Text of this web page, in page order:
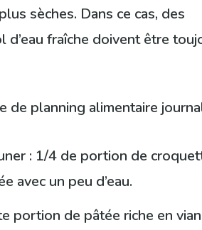
sèches. Dans ce cas, des
d’eau fraîche doivent être
de planning alimentaire
: 1/4 de portion de
avec un peu d’eau.
portion de pâtée riche en